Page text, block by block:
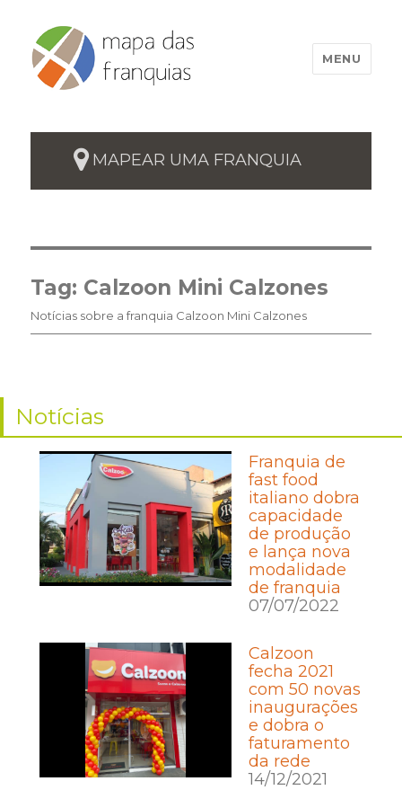
MENU
MAPEAR UMA FRANQUIA
Tag: Calzoon Mini Calzones
Notícias sobre a franquia Calzoon Mini Calzones
Notícias
Franquia de
fast food
italiano dobra
capacidade
de produção
e lança nova
modalidade
de franquia
07/07/2022
Calzoon
fecha 2021
com 50 novas
inaugurações
e dobra o
faturamento
da rede
14/12/2021